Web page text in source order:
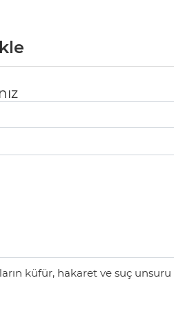
küfür, hakaret ve suç